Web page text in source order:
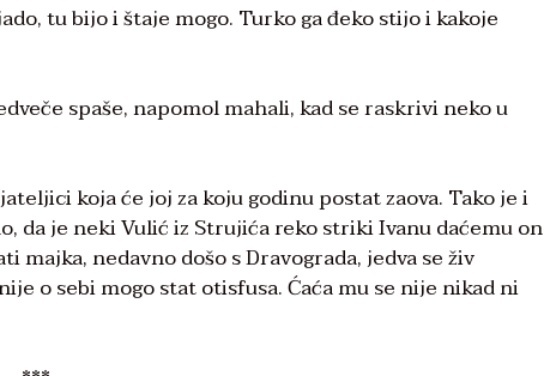
tu bijo i štaje mogo. Turko ga đeko stijo i kakoje
spaše, napomol mahali, kad se raskrivi neko u
koja će joj za koju godinu postat zaova. Tako je i
da je neki Vulić iz Strujića reko striki Ivanu daćemu on
majka, nedavno došo s Dravograda, jedva se živ
o sebi mogo stat otisfusa. Ćaća mu se nije nikad ni